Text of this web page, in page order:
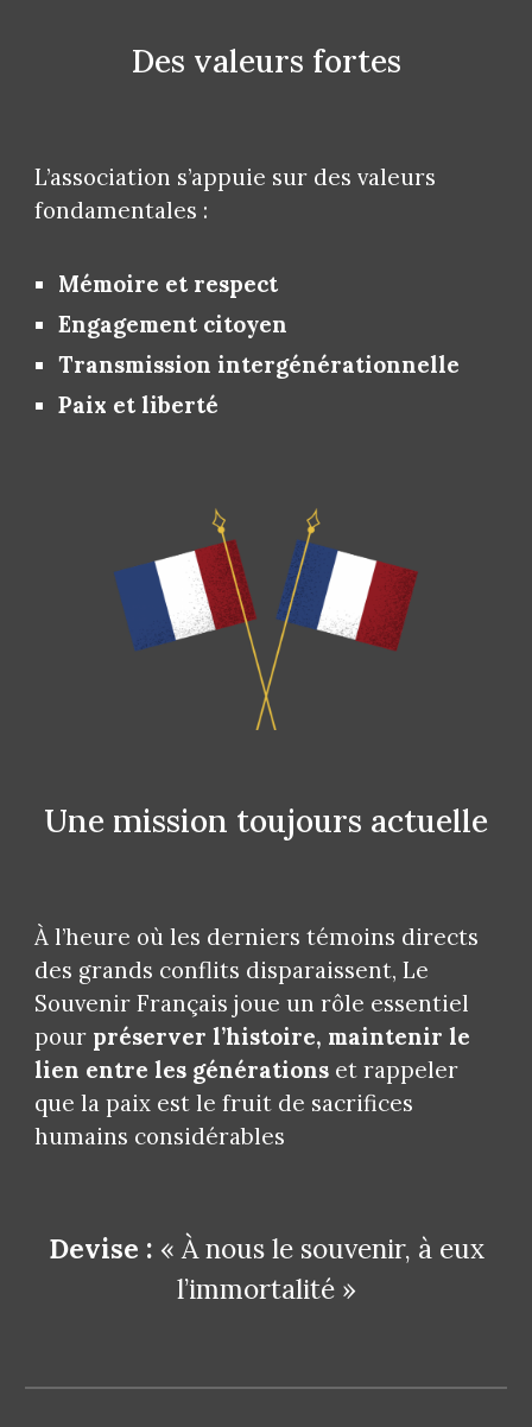
Des valeurs fortes
L’association s’appuie sur des valeurs
fondamentales :
Mémoire et respect
Engagement citoyen
Transmission intergénérationnelle
Paix et liberté
Une mission toujours actuelle
À l’heure où les derniers témoins directs
des grands conflits disparaissent, Le
Souvenir Français joue un rôle essentiel
pour préserver l’histoire, maintenir le
lien entre les générations et rappeler
que la paix est le fruit de sacrifices
humains considérables
Devise : « À nous le souvenir, à eux
l’immortalité »